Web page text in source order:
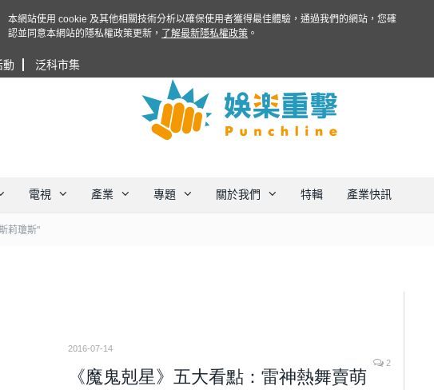
動 泛科市集
電視 產業 專題 關於我們 特輯 產業快訊
莉瓊斯"
2016-07-14
2
《魔鬼剋星》五大看點：雷神熱舞賣萌
本網站使用 cookie 及其他相關技術分析以確保使用者獲得最佳體驗，通過我們的網站，您確
認並同意本網站的隱私權政策更新，
了解最新隱私權政策 。